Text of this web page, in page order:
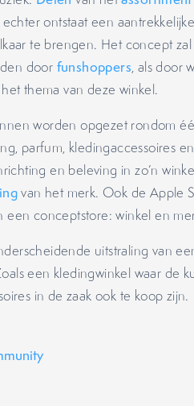
ontstaat een
te brengen. Het concept
door funshoppers, als door
thema van deze winkel.
worden opgezet rondom
parfum, kledingaccessoires
en beleving in zo’n
van het merk. Ook de Apple
een conceptstore: winkel en
uitstraling van
een kledingwinkel waar de
in de zaak ook te koop zijn.